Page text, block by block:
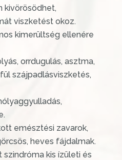
kivörösödhet,
viszketést okoz.
kimerültség ellenére
orrdugulás, asztma,
szájpadlásviszketés,
emésztési zavarok,
heves fájdalmak.
szindróma kis ízületi és